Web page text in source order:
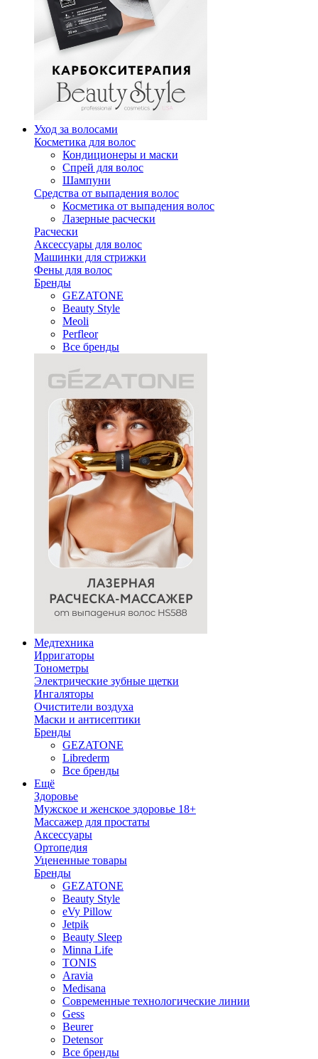
Уход за волосами
Косметика для волос
Кондиционеры и маски
Спрей для волос
Шампуни
Средства от выпадения волос
Косметика от выпадения волос
Лазерные расчески
Расчески
Аксессуары для волос
Машинки для стрижки
Фены для волос
Бренды
GEZATONE
Beauty Style
Meoli
Perfleor
Все бренды
Медтехника
Ирригаторы
Тонометры
Электрические зубные щетки
Ингаляторы
Очистители воздуха
Маски и антисептики
Бренды
GEZATONE
Librederm
Все бренды
Ещё
Здоровье
Мужское и женское здоровье 18+
Массажер для простаты
Аксессуары
Ортопедия
Уцененные товары
Бренды
GEZATONE
Beauty Style
eVy Pillow
Jetpik
Beauty Sleep
Minna Life
TONIS
Aravia
Medisana
Современные технологические линии
Gess
Beurer
Detensor
Все бренды